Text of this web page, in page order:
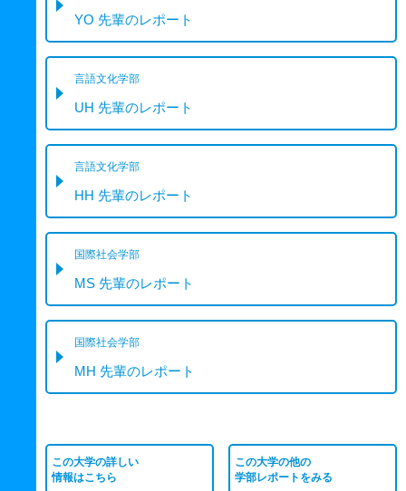
YO 先輩のレポート
言語文化学部
UH 先輩のレポート
言語文化学部
HH 先輩のレポート
国際社会学部
MS 先輩のレポート
国際社会学部
MH 先輩のレポート
この大学の詳しい
情報はこちら
この大学の他の
学部レポートをみる